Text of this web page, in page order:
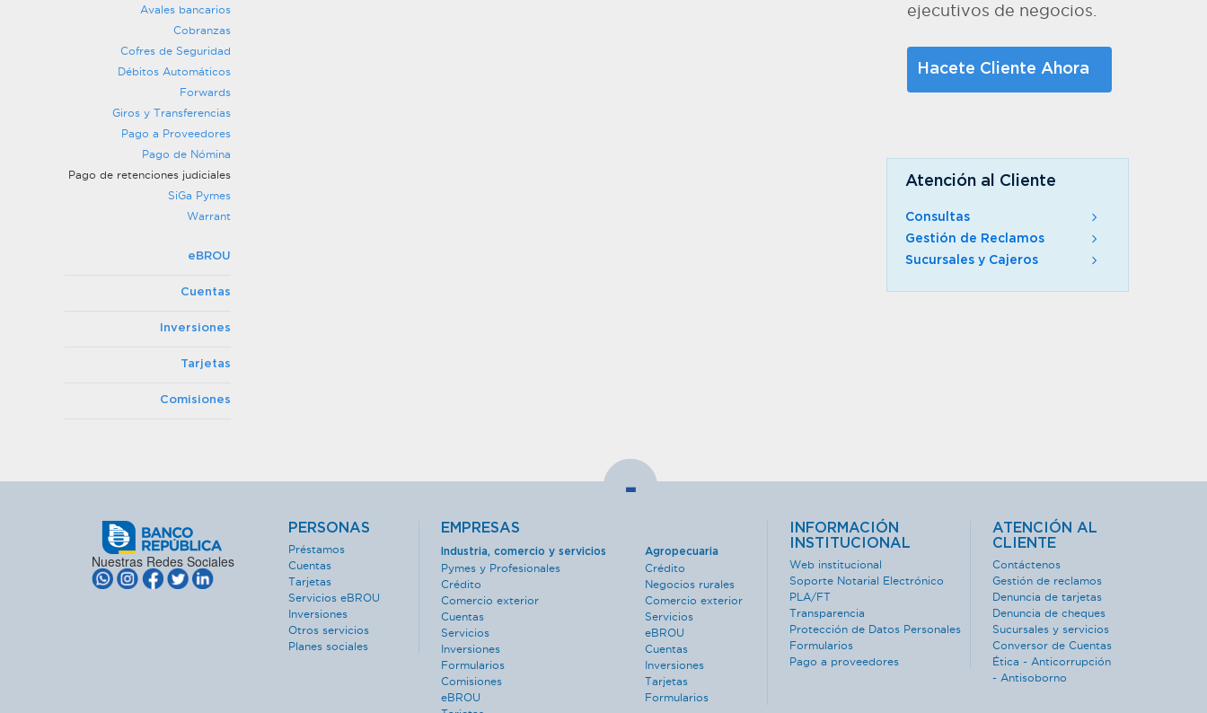
Avales bancarios
Cobranzas
Cofres de Seguridad
Débitos Automáticos
Forwards
Giros y Transferencias
Pago a Proveedores
Pago de Nómina
Pago de retenciones judiciales
SiGa Pymes
Warrant
eBROU
Cuentas
Inversiones
Tarjetas
Comisiones
ejecutivos de negocios.
Hacete Cliente Ahora
Atención al Cliente
Consultas
Gestión de Reclamos
Sucursales y Cajeros
-
Nuestras Redes Sociales
PERSONAS
Préstamos
Cuentas
Tarjetas
Servicios eBROU
Inversiones
Otros servicios
Planes sociales
EMPRESAS
Industria, comercio y servicios
Pymes y Profesionales
Crédito
Comercio exterior
Cuentas
Servicios
Inversiones
Formularios
Comisiones
eBROU
Agropecuaria
Crédito
Negocios rurales
Comercio exterior
Servicios
eBROU
Cuentas
Inversiones
Tarjetas
Formularios
INFORMACIÓN
INSTITUCIONAL
Web institucional
Soporte Notarial Electrónico
PLA/FT
Transparencia
Protección de Datos Personales
Formularios
Pago a proveedores
ATENCIÓN AL
CLIENTE
Contáctenos
Gestión de reclamos
Denuncia de tarjetas
Denuncia de cheques
Sucursales y servicios
Conversor de Cuentas
Ética - Anticorrupción
- Antisoborno